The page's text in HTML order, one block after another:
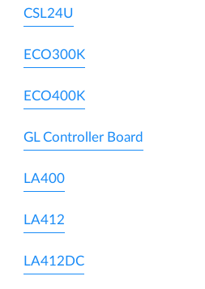
CSL24U
ECO300K
ECO400K
GL Controller Board
LA400
LA412
LA412DC